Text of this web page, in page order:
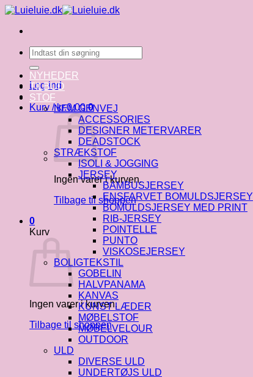
Fortsæt
indhold
Søg
efter:
Log ind
Kurv /kr.0.00 0
Ingen varer i kurven.
Tilbage til shoppen
0
Kurv
Ingen varer i kurven.
Tilbage til shoppen
NYHEDER
TILBUD
STOF
NEM GENVEJ
ACCESSORIES
DESIGNER METERVARER
DEADSTOCK
STRÆKSTOF
ISOLI & JOGGING
JERSEY
BAMBUSJERSEY
ENSFARVET BOMULDSJERSEY
BOMULDSJERSEY MED PRINT
RIB-JERSEY
POINTELLE
PUNTO
VISKOSEJERSEY
BOLIGTEKSTIL
GOBELIN
HALVPANAMA
KANVAS
KUNST LÆDER
MØBELSTOF
MØBELVELOUR
OUTDOOR
ULD
DIVERSE ULD
UNDERTØJS ULD